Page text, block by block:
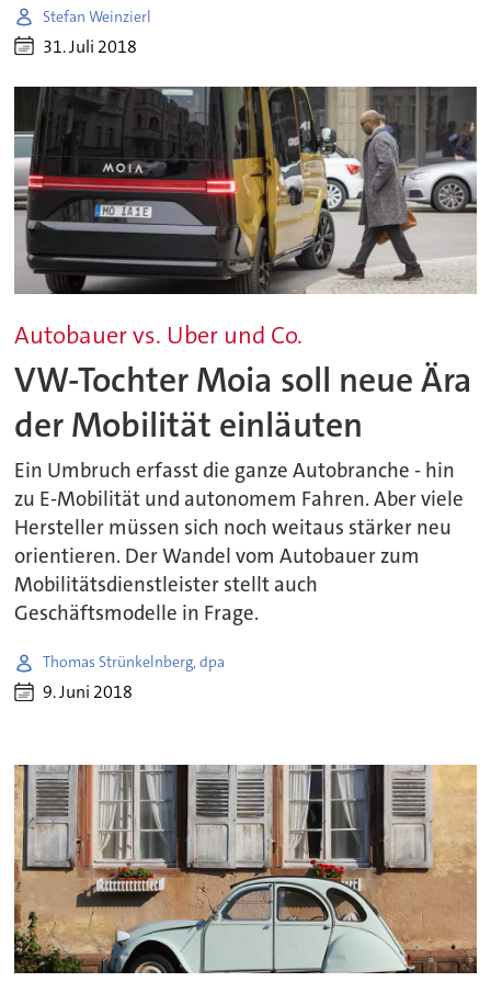
Stefan Weinzierl
31. Juli 2018
Autobauer vs. Uber und Co.
VW-Tochter Moia soll neue Ära
der Mobilität einläuten
Ein Umbruch erfasst die ganze Autobranche - hin
zu E-Mobilität und autonomem Fahren. Aber viele
Hersteller müssen sich noch weitaus stärker neu
orientieren. Der Wandel vom Autobauer zum
Mobilitätsdienstleister stellt auch
Geschäftsmodelle in Frage.
Thomas Strünkelnberg, dpa
9. Juni 2018